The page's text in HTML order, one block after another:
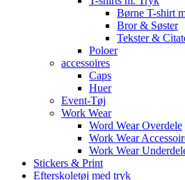
Børne T-shirt
Bror & Søster
Tekster &
Poloer
accessoires
Caps
Huer
Event-Tøj
Work Wear
Word Wear Overdele
Work Wear
Work Wear
Stickers & Print
Efterskoletøj med tryk